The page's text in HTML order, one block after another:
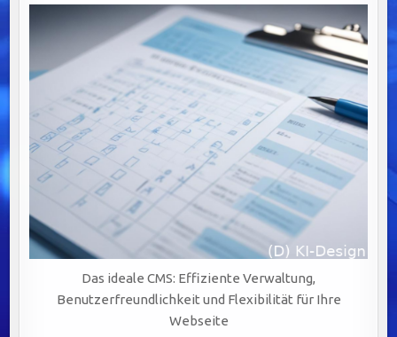
Das ideale CMS: Effiziente Verwaltung,
Benutzerfreundlichkeit und Flexibilität für Ihre
Webseite